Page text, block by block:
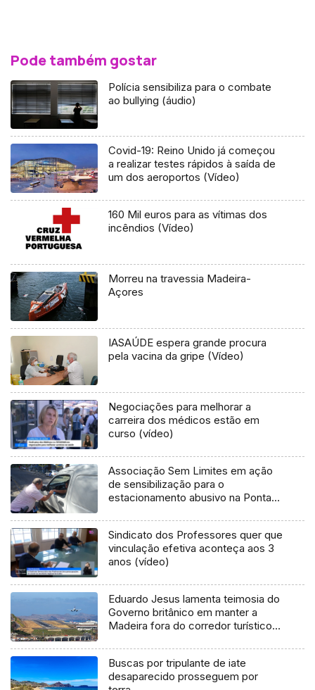
Pode também gostar
Polícia sensibiliza para o combate
ao bullying (áudio)
Covid-19: Reino Unido já começou
a realizar testes rápidos à saída de
um dos aeroportos (Vídeo)
160 Mil euros para as vítimas dos
incêndios (Vídeo)
Morreu na travessia Madeira-
Açores
IASAÚDE espera grande procura
pela vacina da gripe (Vídeo)
Negociações para melhorar a
carreira dos médicos estão em
curso (vídeo)
Associação Sem Limites em ação
de sensibilização para o
estacionamento abusivo na Ponta
Sindicato dos Professores quer que
vinculação efetiva aconteça aos 3
anos (vídeo)
Eduardo Jesus lamenta teimosia do
Governo britânico em manter a
Madeira fora do corredor turístico
Buscas por tripulante de iate
desaparecido prosseguem por